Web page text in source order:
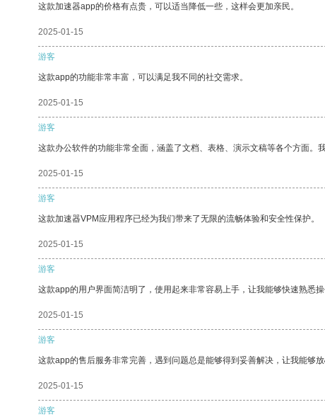
这款加速器app的价格有点贵，可以适当降低一些，这样会更加亲民。
2025-01-15
游客
这款app的功能非常丰富，可以满足我不同的社交需求。
2025-01-15
游客
这款办公软件的功能非常全面，涵盖了文档、表格、演示文稿等各个方面。
2025-01-15
游客
这款加速器VPM应用程序已经为我们带来了无限的流畅体验和安全性保护。
2025-01-15
游客
这款app的用户界面简洁明了，使用起来非常容易上手，让我能够快速熟悉
2025-01-15
游客
这款app的售后服务非常完善，遇到问题总是能够得到妥善解决，让我能够放
2025-01-15
游客